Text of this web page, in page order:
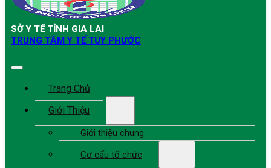
SỞ Y TẾ TỈNH GIA LAI
TRUNG TÂM Y TẾ TUY PHƯỚC
Trang Chủ
Giới Thiệu
Giới thiệu chung
Cơ cấu tổ chức